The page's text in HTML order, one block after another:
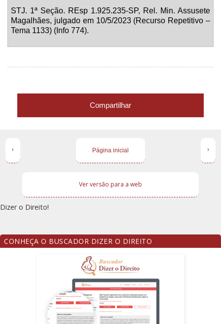
STJ. 1ª Seção. REsp 1.925.235-SP, Rel. Min. Assusete
Magalhães, julgado em 10/5/2023 (Recurso Repetitivo –
Tema 1133) (Info 774).
Compartilhar
‹ ›
Página inicial
Ver versão para a web
Dizer o Direito!
CONHEÇA O BUSCADOR DIZER O DIREITO